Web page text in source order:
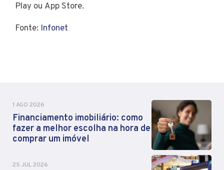
Play ou App Store.
Fonte: Infonet
1 AGO 2026
Financiamento imobiliário: como
fazer a melhor escolha na hora de
comprar um imóvel
25 JUL 2026